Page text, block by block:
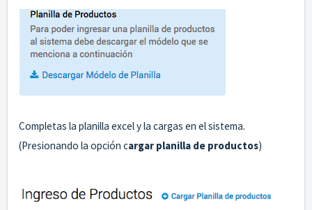
Completas la planilla excel y la cargas en el sistema.
(Presionando la opción cargar planilla de productos)